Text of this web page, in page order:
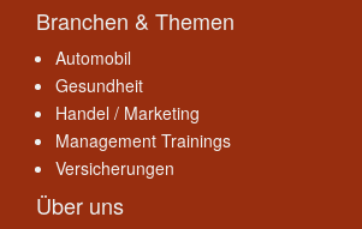
Branchen & Themen
Automobil
Gesundheit
Handel / Marketing
Management Trainings
Versicherungen
Über uns